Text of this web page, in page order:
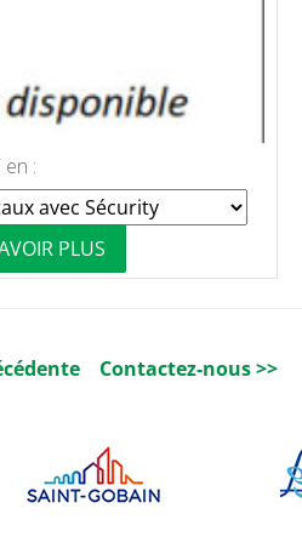
:
PLUS
Contactez-nous >>